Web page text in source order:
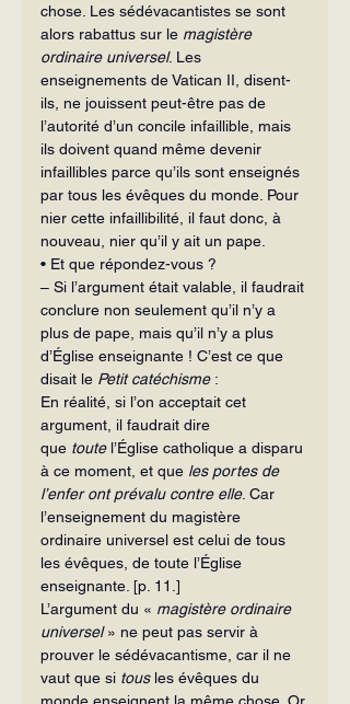
chose. Les sédévacantistes se sont
alors rabattus sur le magistère
ordinaire universel. Les
enseignements de Vatican II, disent-
ils, ne jouissent peut-être pas de
l’autorité d’un concile infaillible, mais
ils doivent quand même devenir
infaillibles parce qu’ils sont enseignés
par tous les évêques du monde. Pour
nier cette infaillibilité, il faut donc, à
nouveau, nier qu’il y ait un pape.
• Et que répondez-vous ?
– Si l’argument était valable, il faudrait
conclure non seulement qu’il n’y a
plus de pape, mais qu’il n’y a plus
d’Église enseignante ! C’est ce que
disait le Petit catéchisme :
En réalité, si l’on acceptait cet
argument, il faudrait dire
que toute l’Église catholique a disparu
à ce moment, et que les portes de
l’enfer ont prévalu contre elle. Car
l’enseignement du magistère
ordinaire universel est celui de tous
les évêques, de toute l’Église
enseignante. [p. 11.]
L’argument du « magistère ordinaire
universel » ne peut pas servir à
prouver le sédévacantisme, car il ne
vaut que si tous les évêques du
monde enseignent la même chose. Or